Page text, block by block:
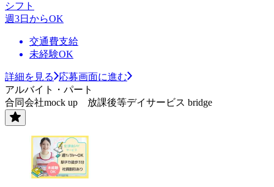
シフト
週3日からOK
交通費支給
未経験OK
詳細を見る
応募画面に進む
アルバイト・パート
合同会社mock up 放課後等デイサービス bridge